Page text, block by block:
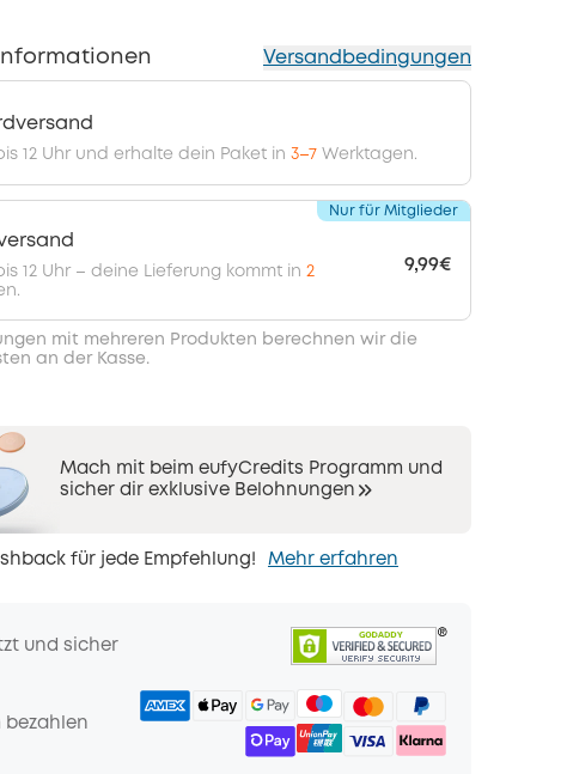
Versandbedingungen
12 Uhr und erhalte dein Paket in 3–7Werktagen.
12 Uhr – deine Lieferung kommt in 2
9,99€
Nur für Mitglieder
mit mehreren Produkten berechnen wir die
an der Kasse.
Mach mit beim eufyCredits Programm und
sicher dir exklusive Belohnungen
für jede Empfehlung! Mehr erfahren
und sicher
bezahlen